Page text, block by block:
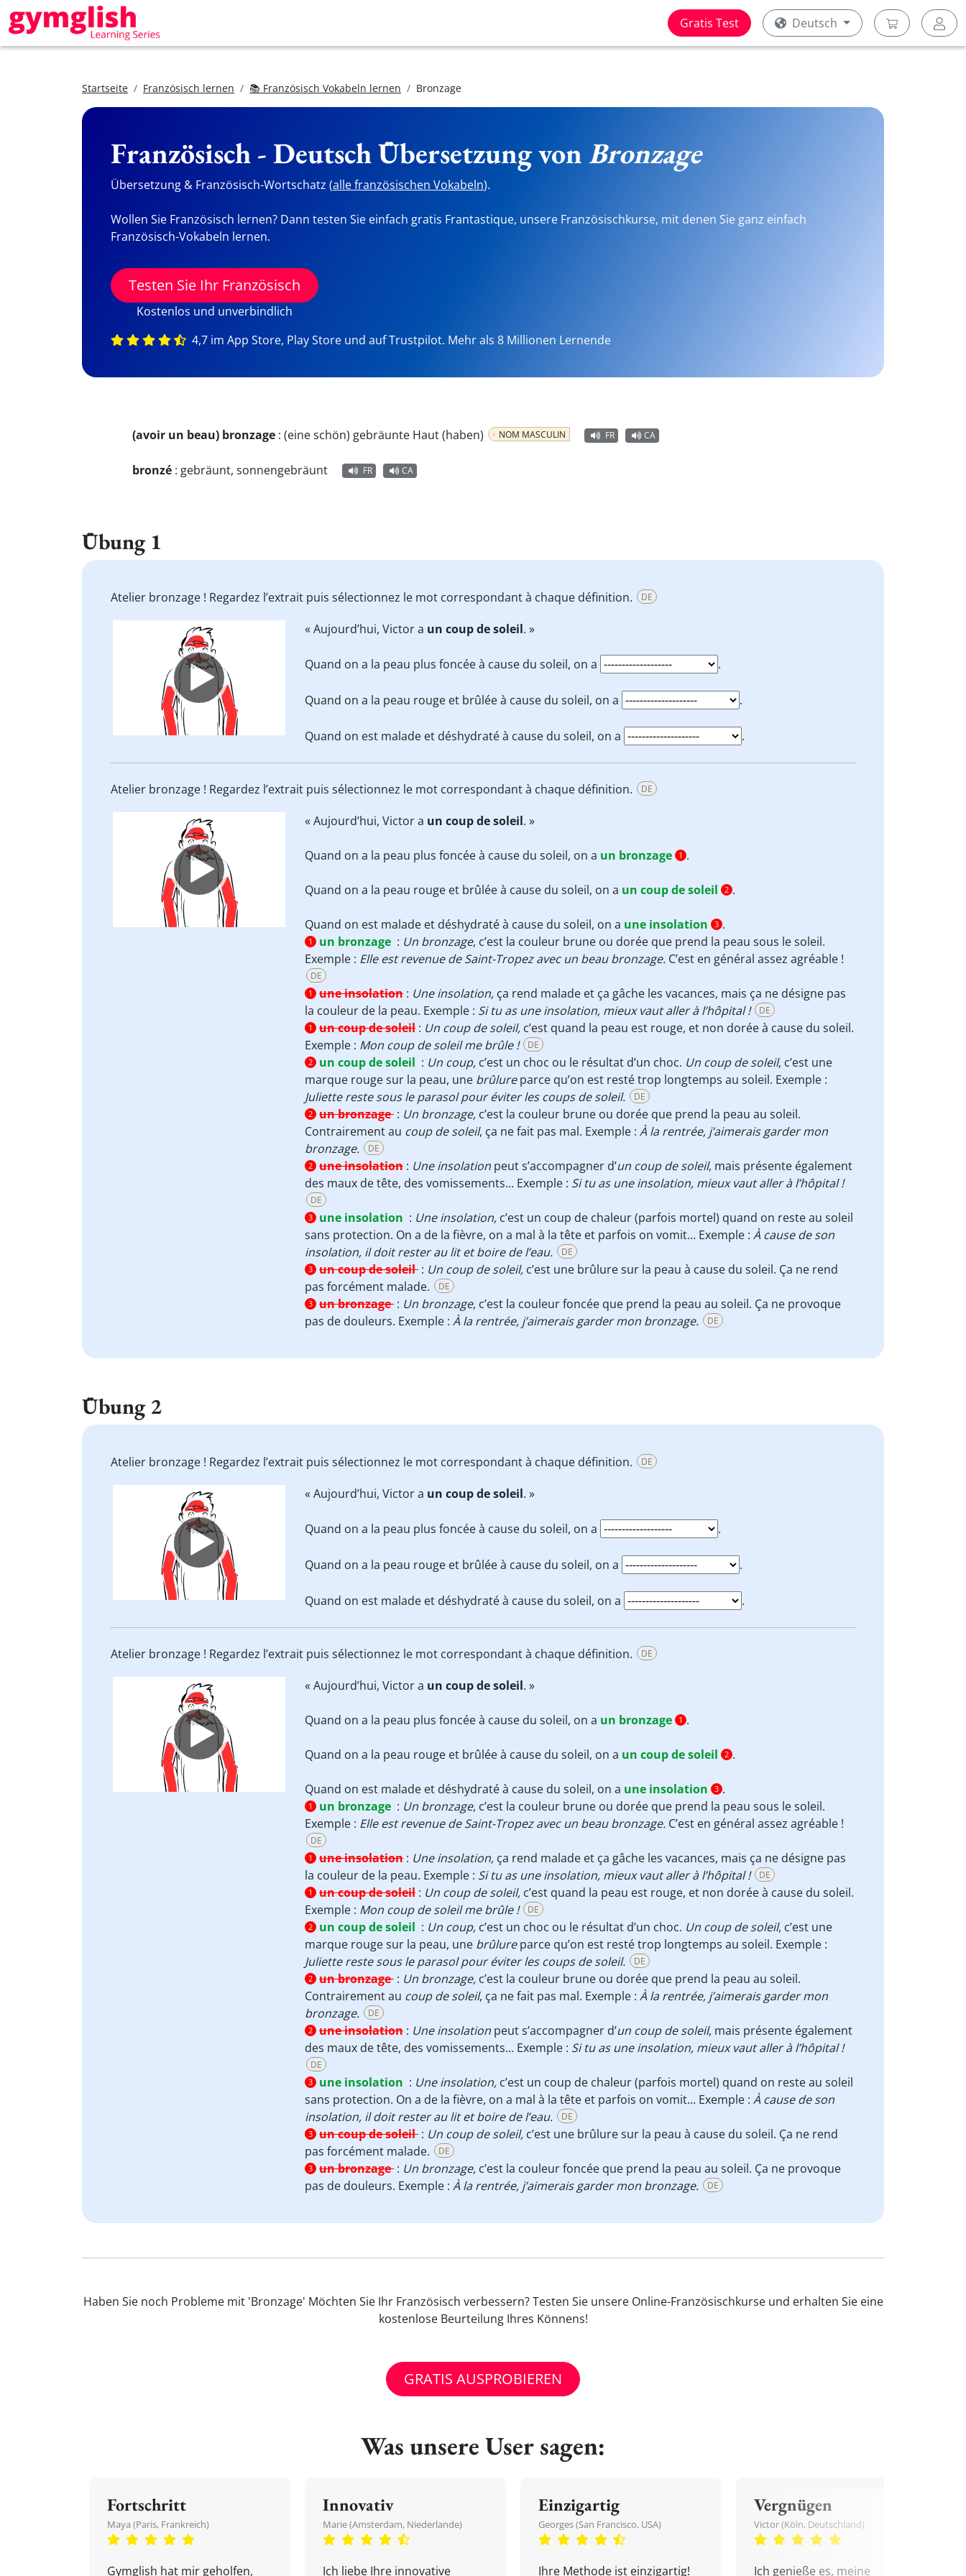
Gratis Test Deutsch
Startseite Französisch lernen 📚 Französisch Vokabeln lernen Bronzage
Französisch - Deutsch Übersetzung vonBronzage
Übersetzung & Französisch-Wortschatz (alle französischen Vokabeln).
Wollen Sie Französisch lernen? Dann testen Sie einfach gratis Frantastique, unsere Französischkurse, mit denen Sie ganz einfach
Französisch-Vokabeln lernen.
Testen Sie Ihr Französisch
Kostenlos und unverbindlich
4,7 im App Store, Play Store und auf Trustpilot. Mehr als 8 Millionen Lernende
(avoir un beau) bronzage : (eine schön) gebräunte Haut (haben) NOM MASCULIN FR CA
bronzé : gebräunt, sonnengebräunt FR CA
Übung 1
Atelier bronzage ! Regardez l’extrait puis sélectionnez le mot correspondant à chaque définition. DE
« Aujourd’hui, Victor a un coup de soleil. »
Quand on a la peau plus foncée à cause du soleil, on a .
Quand on a la peau rouge et brûlée à cause du soleil, on a .
Quand on est malade et déshydraté à cause du soleil, on a .
Atelier bronzage ! Regardez l’extrait puis sélectionnez le mot correspondant à chaque définition. DE
« Aujourd’hui, Victor a un coup de soleil. »
Quand on a la peau plus foncée à cause du soleil, on a un bronzage 1 .
Quand on a la peau rouge et brûlée à cause du soleil, on a un coup de soleil 2 .
Quand on est malade et déshydraté à cause du soleil, on a une insolation 3 .
1 un bronzage : Un bronzage, c’est la couleur brune ou dorée que prend la peau sous le soleil.
Exemple : Elle est revenue de Saint-Tropez avec un beau bronzage. C’est en général assez agréable !
DE
1 une insolation : Une insolation, ça rend malade et ça gâche les vacances, mais ça ne désigne pas
la couleur de la peau. Exemple : Si tu as une insolation, mieux vaut aller à l’hôpital ! DE
1 un coup de soleil : Un coup de soleil, c’est quand la peau est rouge, et non dorée à cause du soleil.
Exemple : Mon coup de soleil me brûle ! DE
2 un coup de soleil : Un coup, c’est un choc ou le résultat d’un choc. Un coup de soleil, c’est une
marque rouge sur la peau, une brûlureparce qu’on est resté trop longtemps au soleil. Exemple :
Juliette reste sous le parasol pour éviter les coups de soleil.
DE
2 un bronzage : Un bronzage, c’est la couleur brune ou dorée que prend la peau au soleil.
Contrairement au coup de soleil, ça ne fait pas mal. Exemple : À la rentrée, j’aimerais garder mon
bronzage.
DE
2 une insolation : Une insolation peut s’accompagner d’un coup de soleil, mais présente également
des maux de tête, des vomissements... Exemple : Si tu as une insolation, mieux vaut aller à l’hôpital !
DE
3 une insolation : Une insolation, c’est un coup de chaleur (parfois mortel) quand on reste au soleil
sans protection. On a de la fièvre, on a mal à la tête et parfois on vomit... Exemple : À cause de son
insolation, il doit rester au lit et boire de l’eau.
DE
3 un coup de soleil : Un coup de soleil, c’est une brûlure sur la peau à cause du soleil. Ça ne rend
pas forcément malade.
DE
3 un bronzage : Un bronzage, c’est la couleur foncée que prend la peau au soleil. Ça ne provoque
pas de douleurs. Exemple : À la rentrée, j’aimerais garder mon bronzage. DE
Übung 2
Atelier bronzage ! Regardez l’extrait puis sélectionnez le mot correspondant à chaque définition. DE
« Aujourd’hui, Victor a un coup de soleil. »
Quand on a la peau plus foncée à cause du soleil, on a .
Quand on a la peau rouge et brûlée à cause du soleil, on a .
Quand on est malade et déshydraté à cause du soleil, on a .
Atelier bronzage ! Regardez l’extrait puis sélectionnez le mot correspondant à chaque définition. DE
« Aujourd’hui, Victor a un coup de soleil. »
Quand on a la peau plus foncée à cause du soleil, on a un bronzage 1 .
Quand on a la peau rouge et brûlée à cause du soleil, on a un coup de soleil 2 .
Quand on est malade et déshydraté à cause du soleil, on a une insolation 3 .
1 un bronzage : Un bronzage, c’est la couleur brune ou dorée que prend la peau sous le soleil.
Exemple : Elle est revenue de Saint-Tropez avec un beau bronzage. C’est en général assez agréable !
DE
1 une insolation : Une insolation, ça rend malade et ça gâche les vacances, mais ça ne désigne pas
la couleur de la peau. Exemple : Si tu as une insolation, mieux vaut aller à l’hôpital ! DE
1 un coup de soleil : Un coup de soleil, c’est quand la peau est rouge, et non dorée à cause du soleil.
Exemple : Mon coup de soleil me brûle ! DE
2 un coup de soleil : Un coup, c’est un choc ou le résultat d’un choc. Un coup de soleil, c’est une
marque rouge sur la peau, une brûlureparce qu’on est resté trop longtemps au soleil. Exemple :
Juliette reste sous le parasol pour éviter les coups de soleil.
DE
2 un bronzage : Un bronzage, c’est la couleur brune ou dorée que prend la peau au soleil.
Contrairement au coup de soleil, ça ne fait pas mal. Exemple : À la rentrée, j’aimerais garder mon
bronzage.
DE
2 une insolation : Une insolation peut s’accompagner d’un coup de soleil, mais présente également
des maux de tête, des vomissements... Exemple : Si tu as une insolation, mieux vaut aller à l’hôpital !
DE
3 une insolation : Une insolation, c’est un coup de chaleur (parfois mortel) quand on reste au soleil
sans protection. On a de la fièvre, on a mal à la tête et parfois on vomit... Exemple : À cause de son
insolation, il doit rester au lit et boire de l’eau.
DE
3 un coup de soleil : Un coup de soleil, c’est une brûlure sur la peau à cause du soleil. Ça ne rend
pas forcément malade.
DE
3 un bronzage : Un bronzage, c’est la couleur foncée que prend la peau au soleil. Ça ne provoque
pas de douleurs. Exemple : À la rentrée, j’aimerais garder mon bronzage. DE
Haben Sie noch Probleme mit 'Bronzage' Möchten Sie Ihr Französisch verbessern? Testen Sie unsere Online-Französischkurse und erhalten Sie eine
kostenlose Beurteilung Ihres Könnens!
GRATIS AUSPROBIEREN
Was unsere User sagen:
Fortschritt
Maya (Paris, Frankreich)
Gymglish hat mir geholfen,
Innovativ
Marie (Amsterdam, Niederlande)
Ich liebe Ihre innovative
Einzigartig
Georges (San Francisco, USA)
Ihre Methode ist einzigartig!
Vergnügen
Victor (Köln, Deutschland)
Ich genieße es, meine